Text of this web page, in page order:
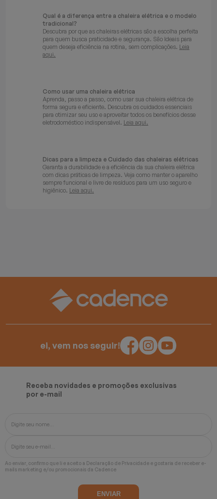
Qual é a diferença entre a chaleira elétrica e o modelo
tradicional?
Descubra por que as chaleiras elétricas são a escolha perfeita
para quem busca praticidade e segurança. São Ideais para
quem deseja eficiência na rotina, sem complicações. Leia
aqui.
Como usar uma chaleira elétrica
Aprenda, passo a passo, como usar sua chaleira elétrica de
forma segura e eficiente. Descubra os cuidados essenciais
para otimizar seu uso e aproveitar todos os benefícios desse
eletrodoméstico indispensável. Leia aqui.
Dicas para a limpeza e Cuidado das chaleiras elétricas
Garanta a durabilidade e a eficiência da sua chaleira elétrica
com dicas práticas de limpeza. Veja como manter o aparelho
sempre funcional e livre de resíduos para um uso seguro e
higiênico. Leia aqui.
ei, vem nos seguir!
Receba novidades e promoções exclusivas
por e-mail
Ao enviar, confirmo que li e aceito a Declaração de Privacidade e gostaria de receber e-
mails marketing e/ou promocionais da Cadence